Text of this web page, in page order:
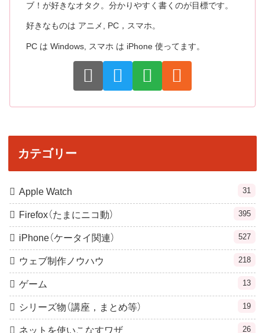
ブ！が好きなオタク。分かりやすく書くのが目標です。
好きなものは アニメ, PC，スマホ。
PC は Windows, スマホ は iPhone 使ってます。
カテゴリー
Apple Watch 31
Firefox（たまにニコ動） 395
iPhone（ケータイ関連） 527
ウェブ制作ノウハウ 218
ゲーム 13
シリーズ物（講座，まとめ等） 19
ネットを使いこなすワザ 26